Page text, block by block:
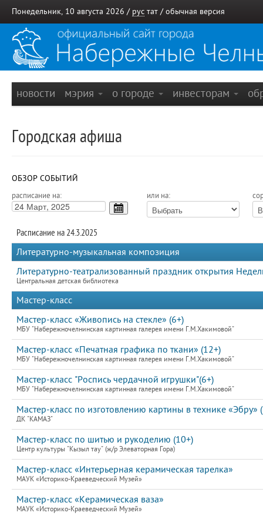
Понедельник, 10 августа 2026 / рус тат / обычная версия
новости мэрия о городе инвесторам
Городская афиша
ОБЗОР СОБЫТИЙ
расписание на: или на:
Расписание на 24.3.2025
Литературно-музыкальная композиция
Литературно-театрализованный праздник открытия
Центральная детская библиотека
Мастер-класс
Мастер-класс «Живопись на стекле» (6+)
МБУ "Набережночелнинская картинная галерея имени Г.М.Хакимовой"
Мастер-класс «Печатная графика по ткани» (12+)
МБУ "Набережночелнинская картинная галерея имени Г.М.Хакимовой"
Мастер-класс "Роспись чердачной игрушки"(6+)
МБУ "Набережночелнинская картинная галерея имени Г.М.Хакимовой"
Мастер-класс по изготовлению картины в технике
ДК "КАМАЗ"
Мастер-класс по шитью и рукоделию (10+)
Центр культуры "Кызыл тау" (ж/р Элеваторная Гора)
Мастер-класс «Интерьерная керамическая тарелка»
МАУК «Историко-Краеведческий Музей»
Мастер-класс «Керамическая ваза»
МАУК «Историко-Краеведческий Музей»